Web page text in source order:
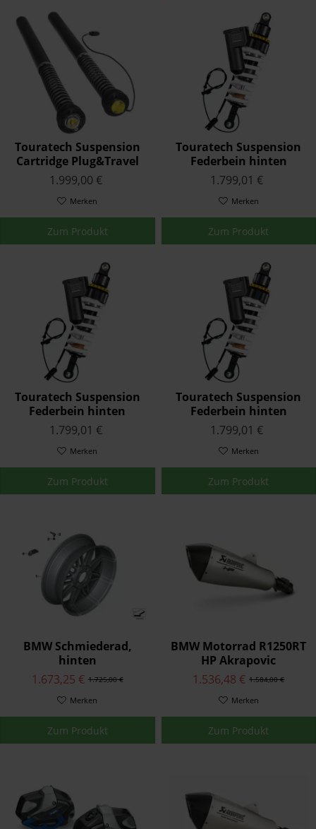
Touratech Suspension
Cartridge Plug&Travel
für BMW R1250RS (2018-)
1.999,00 €
Merken
Zum Produkt
Touratech Suspension
Federbein hinten
Plug&Travel für BMW
R1250RT (2018-)
1.799,01 €
Merken
Zum Produkt
Touratech Suspension
Federbein hinten
Plug&Travel für BMW
R1250RS (2018-)
1.799,01 €
Merken
Zum Produkt
Touratech Suspension
Federbein hinten
Plug&Travel für BMW
R1250R (2018-)
1.799,01 €
Merken
Zum Produkt
BMW Schmiederad,
hinten
1.725,00 €
1.673,25 €
Merken
Zum Produkt
BMW Motorrad R1250RT
HP Akrapovic
Sportschalldämpfer
R1250RT
1.584,00 €
1.536,48 €
Merken
Zum Produkt